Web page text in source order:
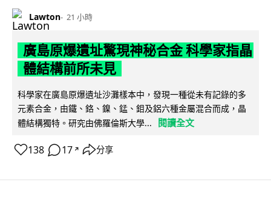
Lawton 21 小時
廣島原爆遺址驚現神秘合金 科學家指晶
體結構前所未見
科學家在廣島原爆遺址沙灘樣本中，發現一種從未有記錄的多
元素合金，由鐵、鉻、鎳、錳、鉬及鋁六種金屬混合而成，晶
體結構獨特。研究由佛羅倫斯大學...
閱讀全文
138 17 ↗ 分享